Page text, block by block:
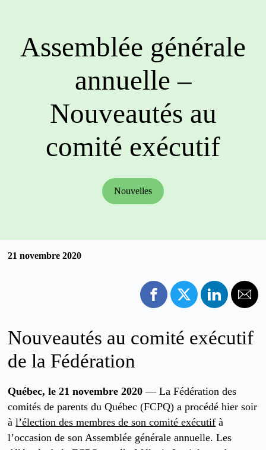
Assemblée générale
annuelle –
Nouveautés au
comité exécutif
Nouvelles
21 novembre 2020
Nouveautés au comité exécutif
de la Fédération
Québec, le 21 novembre 2020 — La Fédération des
comités de parents du Québec (FCPQ) a procédé hier soir
àl’élection des membres de son comité exécutif à
l’occasion de son Assemblée générale annuelle. Les